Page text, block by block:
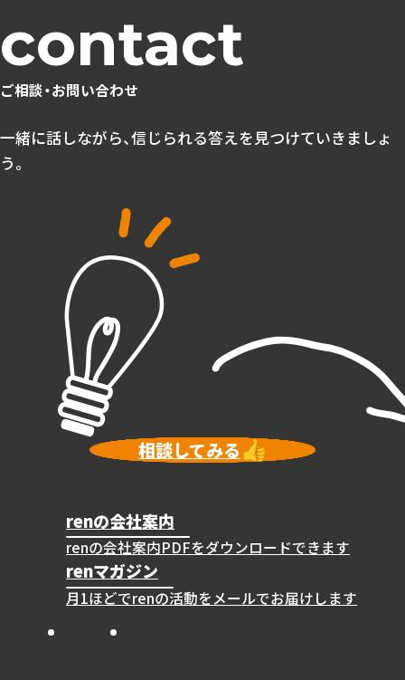
ご相談・お問い合わせ
一緒に話しながら、信じられる答えを見つけていきましょ
う。
相談してみる
renの会社案内
renの会社案内PDFをダウンロードできます
renマガジン
月1ほどでrenの活動をメールでお届けします
Instagram